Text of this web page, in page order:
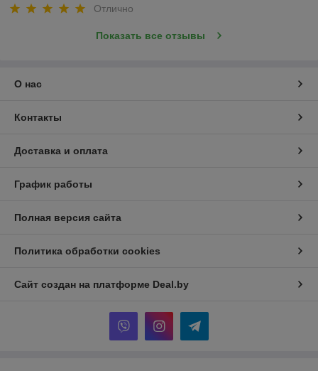
Отлично
Показать все отзывы
О нас
Контакты
Доставка и оплата
График работы
Полная версия сайта
Политика обработки cookies
Сайт создан на платформе Deal.by